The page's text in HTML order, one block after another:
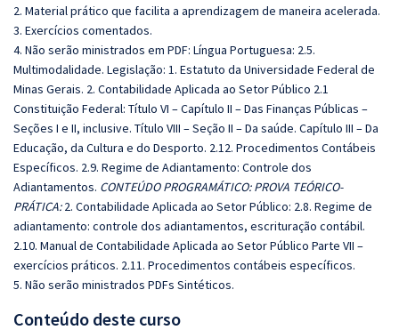
2. Material prático que facilita a aprendizagem de maneira acelerada.
3. Exercícios comentados.
4. Não serão ministrados em PDF: Língua Portuguesa: 2.5.
Multimodalidade. Legislação: 1. Estatuto da Universidade Federal de
Minas Gerais. 2. Contabilidade Aplicada ao Setor Público 2.1
Constituição Federal: Título VI – Capítulo II – Das Finanças Públicas –
Seções I e II, inclusive. Título VIII – Seção II – Da saúde. Capítulo III – Da
Educação, da Cultura e do Desporto. 2.12. Procedimentos Contábeis
Específicos. 2.9. Regime de Adiantamento: Controle dos
Adiantamentos. CONTEÚDO PROGRAMÁTICO: PROVA TEÓRICO-
PRÁTICA:2. Contabilidade Aplicada ao Setor Público: 2.8. Regime de
adiantamento: controle dos adiantamentos, escrituração contábil.
2.10. Manual de Contabilidade Aplicada ao Setor Público Parte VII –
exercícios práticos. 2.11. Procedimentos contábeis específicos.
5. Não serão ministrados PDFs Sintéticos.
Conteúdo deste curso